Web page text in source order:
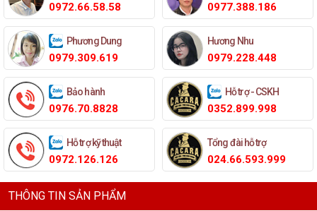
0972.66.58.58 0977.388.186
Phương Dung
0979.309.619
Hương Nhu
0979.228.448
Bảo hành
0976.70.8828
Hỗ trợ - CSKH
0352.899.998
Hỗ trợ kỹ thuật
0972.126.126
Tổng đài hỗ trợ
024.66.593.999
THÔNG TIN SẢN PHẨM